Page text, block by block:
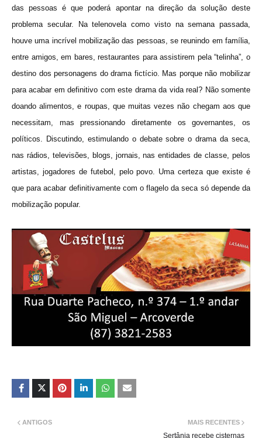
das pessoas é que poderá apontar na direção da solução deste
problema secular. Na telenovela como visto na semana passada,
houve uma incrível mobilização das pessoas, se reunindo em família,
entre amigos, em bares, restaurantes para assistirem pela “telinha”, o
destino dos personagens do drama fictício. Mas porque não mobilizar
para acabar em definitivo com este drama da vida real? Não somente
doando alimentos, e roupas, que muitas vezes não chegam aos que
necessitam, mas pressionando diretamente os governantes, os
políticos. Discutindo, estimulando o debate sobre o drama da seca,
nas rádios, televisões, blogs, jornais, nas entidades de classe, pelos
artistas, jogadores de futebol, pelo povo. Uma certeza que existe é
que para acabar definitivamente com o flagelo da seca só depende da
mobilização popular.
MAIS RECENTES
Sertânia recebe cisternas
ANTIGOS